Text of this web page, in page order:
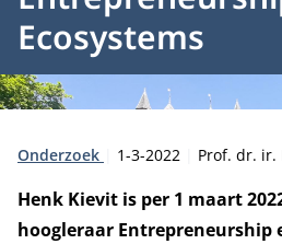
Ecosystems
Type:
Onderzoek Publicatiedatum:
1-3-2022 Auteur:
Prof. dr. ir.
Henk Kievit is per 1 maart
hoogleraar Entrepreneurship